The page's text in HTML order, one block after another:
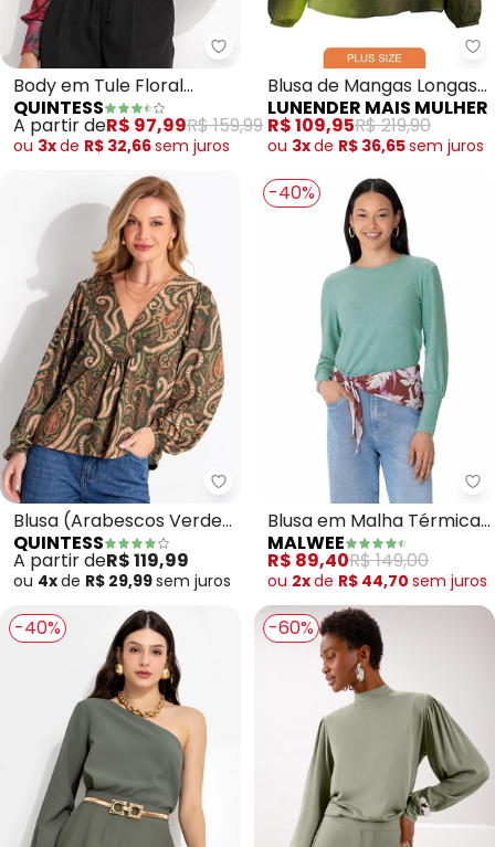
Quintess - Body em Tule Floral
Body em Tule Floral
Transpassado com
Manga Longa e Forro
QUINTESS
A partir deR$ 97,99R$ 159,99
ou 3xde R$ 32,66sem juros
Blusa de Mangas Longas
Plus Size Gola Alta
(Verde)
LUNENDER MAIS MULHER
R$ 109,95R$ 219,90
ou 3xde R$ 36,65sem juros
Quintess - Blusa (Arabescos
Blusa (Arabescos Verde)
em Malha Fria
QUINTESS
A partir deR$ 119,99
ou 4xde R$ 29,99sem juros
-40%
Blusa em Malha Térmica
(Verde Turquesa)
MALWEE
R$ 89,40R$ 149,00
ou 2xde R$ 44,70 sem juros
-40% -60%